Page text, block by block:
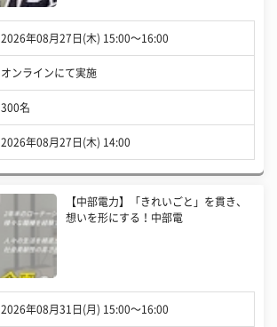
2026年08月27日(木) 15:00〜16:00
オンラインにて実施
300名
2026年08月27日(木) 14:00
【中部電力】「きれいごと」を貫き、
想いを形にする！中部電
2026年08月31日(月) 15:00〜16:00